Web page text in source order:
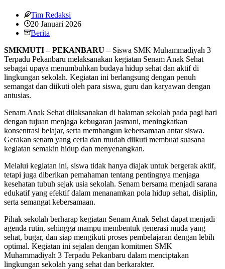
Tim Redaksi
20 Januari 2026
Berita
SMKMUTI – PEKANBARU –Siswa SMK Muhammadiyah 3
Terpadu Pekanbaru melaksanakan kegiatan Senam Anak Sehat
sebagai upaya menumbuhkan budaya hidup sehat dan aktif di
lingkungan sekolah. Kegiatan ini berlangsung dengan penuh
semangat dan diikuti oleh para siswa, guru dan karyawan dengan
antusias.
Senam Anak Sehat dilaksanakan di halaman sekolah pada pagi hari
dengan tujuan menjaga kebugaran jasmani, meningkatkan
konsentrasi belajar, serta membangun kebersamaan antar siswa.
Gerakan senam yang ceria dan mudah diikuti membuat suasana
kegiatan semakin hidup dan menyenangkan.
Melalui kegiatan ini, siswa tidak hanya diajak untuk bergerak aktif,
tetapi juga diberikan pemahaman tentang pentingnya menjaga
kesehatan tubuh sejak usia sekolah. Senam bersama menjadi sarana
edukatif yang efektif dalam menanamkan pola hidup sehat, disiplin,
serta semangat kebersamaan.
Pihak sekolah berharap kegiatan Senam Anak Sehat dapat menjadi
agenda rutin, sehingga mampu membentuk generasi muda yang
sehat, bugar, dan siap mengikuti proses pembelajaran dengan lebih
optimal. Kegiatan ini sejalan dengan komitmen SMK
Muhammadiyah 3 Terpadu Pekanbaru dalam menciptakan
lingkungan sekolah yang sehat dan berkarakter.